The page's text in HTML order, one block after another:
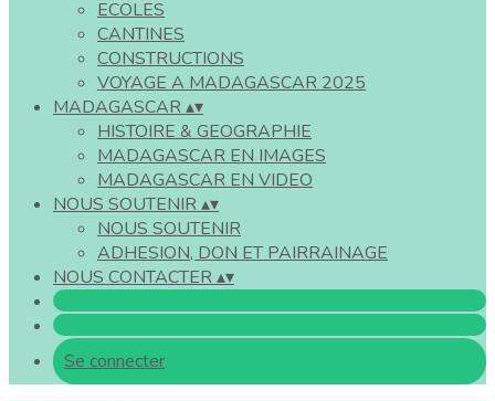
ECOLES
CANTINES
CONSTRUCTIONS
VOYAGE A MADAGASCAR 2025
MADAGASCAR▴▾
HISTOIRE & GEOGRAPHIE
MADAGASCAR EN IMAGES
MADAGASCAR EN VIDEO
NOUS SOUTENIR▴▾
NOUS SOUTENIR
ADHESION, DON ET PAIRRAINAGE
NOUS CONTACTER▴▾
Se connecter